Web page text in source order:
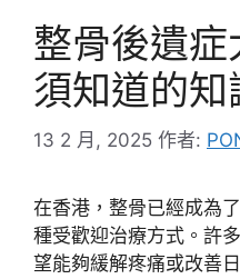
整骨後遺
須知道的知
13 2 月, 2025 作者:
在香港，整骨已經成為
種受歡迎治療方式。許
望能夠緩解疼痛或改善